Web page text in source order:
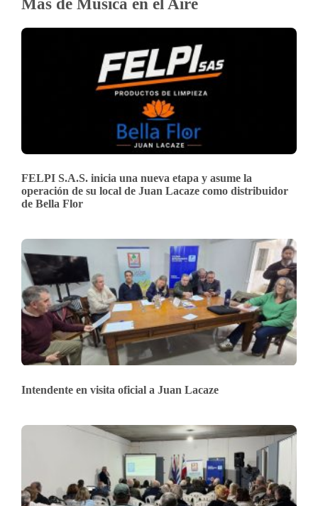
Más de Música en el Aire
FELPI S.A.S. inicia una nueva etapa y asume la
operación de su local de Juan Lacaze como distribuidor
de Bella Flor
Intendente en visita oficial a Juan Lacaze